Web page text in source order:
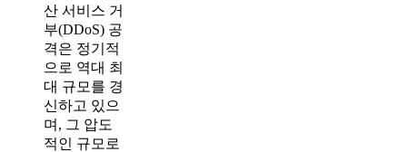
산 서비스 거
부(DDoS) 공
격은 정기적
으로 역대 최
대 규모를 경
신하고 있으
며, 그 압도
적인 규모로